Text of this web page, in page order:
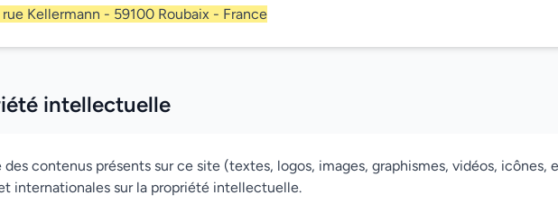
rue Kellermann - 59100 Roubaix - France
intellectuelle
des contenus présents sur ce site (textes, logos, images, graphismes, vidéos, icônes,
internationales sur la propriété intellectuelle.